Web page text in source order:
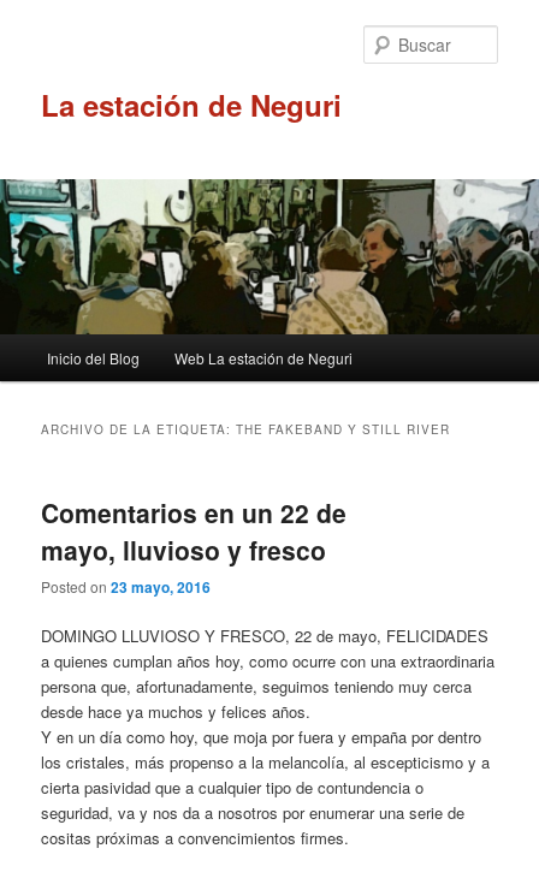
La estación de Neguri
principal
Inicio del Blog Web La estación de Neguri
ARCHIVO DE LA ETIQUETA:THE FAKEBAND Y STILL RIVER
Comentarios en un 22 de
mayo, lluvioso y fresco
Posted on23 mayo, 2016
DOMINGO LLUVIOSO Y FRESCO, 22 de mayo, FELICIDADES
a quienes cumplan años hoy, como ocurre con una extraordinaria
persona que, afortunadamente, seguimos teniendo muy cerca
desde hace ya muchos y felices años.
Y en un día como hoy, que moja por fuera y empaña por dentro
los cristales, más propenso a la melancolía, al escepticismo y a
cierta pasividad que a cualquier tipo de contundencia o
seguridad, va y nos da a nosotros por enumerar una serie de
cositas próximas a convencimientos firmes.